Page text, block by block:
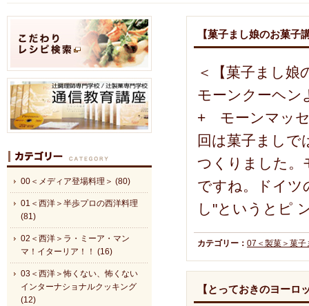
【菓子まし娘のお菓子
＜【菓子まし娘
モーンクーヘン
+ モーンマッ
回は菓子ましで
つくりました。
ですね。ドイ
し"というとピ
カテゴリー： 07＜製菓＞菓子
【とっておきのヨーロ
00＜メディア登場料理＞ (80)
01＜西洋＞半歩プロの西洋料理
(81)
02＜西洋＞ラ・ミーア・マン
マ！イターリア！！ (16)
03＜西洋＞怖くない、怖くない
インターナショナルクッキング
(12)